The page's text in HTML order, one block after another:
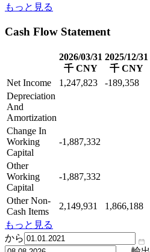
もっと見る
Cash Flow Statement
2026/03/31
千 CNY
2025/12/31
千 CNY
Net Income
1,247,823 -189,358
Depreciation
And
Amortization
Change In
Working
Capital
-1,887,332
Other
Working
Capital
-1,887,332
Other Non-
Cash Items
2,149,931 1,866,188
もっと見る
から